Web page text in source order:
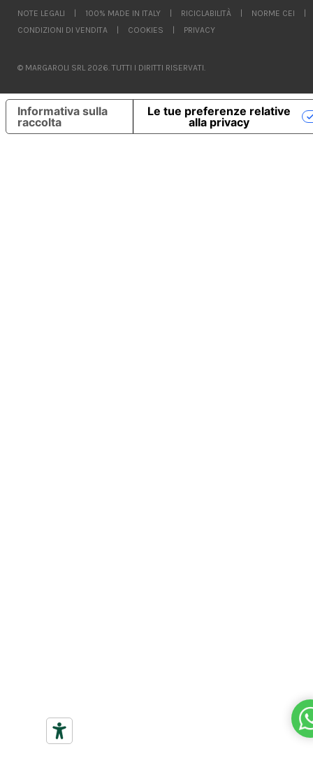
NOTE LEGALI | 100% MADE IN ITALY | RICICLABILITÀ | NORME CEI
|
CONDIZIONI DI VENDITA
| COOKIES | PRIVACY
© MARGAROLI SRL 2026. TUTTI I DIRITTI RISERVATI.
Informativa sulla
raccolta
Le tue preferenze relative
alla privacy